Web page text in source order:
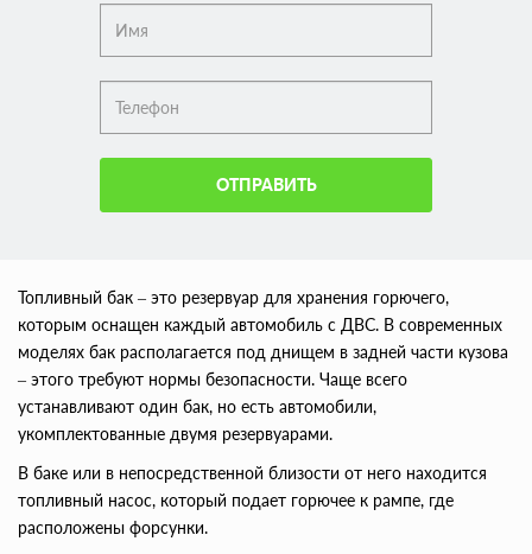
ОТПРАВИТЬ
Топливный бак – это резервуар для хранения горючего,
которым оснащен каждый автомобиль с ДВС. В современных
моделях бак располагается под днищем в задней части кузова
– этого требуют нормы безопасности. Чаще всего
устанавливают один бак, но есть автомобили,
укомплектованные двумя резервуарами.
В баке или в непосредственной близости от него находится
топливный насос, который подает горючее к рампе, где
расположены форсунки.